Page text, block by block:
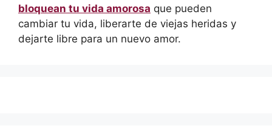
bloquean tu vida amorosa que pueden
cambiar tu vida, liberarte de viejas heridas y
dejarte libre para un nuevo amor.